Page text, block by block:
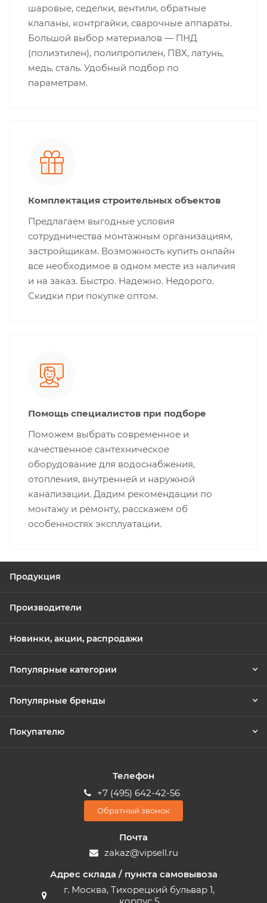
шаровые, седелки, вентили, обратные
клапаны, контргайки, сварочные аппараты.
Большой выбор материалов — ПНД
(полиэтилен), полипропилен, ПВХ, латунь,
медь, сталь. Удобный подбор по
параметрам.
Комплектация строительных объектов
Предлагаем выгодные условия
сотрудничества монтажным организациям,
застройщикам. Возможность купить онлайн
все необходимое в одном месте из наличия
и на заказ. Быстро. Надежно. Недорого.
Скидки при покупке оптом.
Помощь специалистов при подборе
Поможем выбрать современное и
качественное сантехническое
оборудование для водоснабжения,
отопления, внутренней и наружной
канализации. Дадим рекомендации по
монтажу и ремонту, расскажем об
особенностях эксплуатации.
Продукция
Производители
Новинки, акции, распродажи
Популярные категории
Популярные бренды
Покупателю
Телефон
+7 (495) 642-42-56
Обратный звонок
Почта
zakaz@vipsell.ru
Адрес склада / пункта самовывоза
г. Москва, Тихорецкий бульвар 1,